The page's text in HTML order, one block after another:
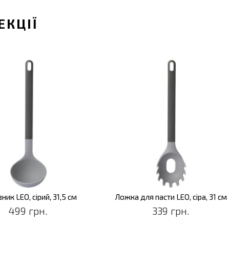
LEO, сірий, 31,5 см
499 грн.
Ложка для пасти LEO, сіра, 31 см
339 грн.